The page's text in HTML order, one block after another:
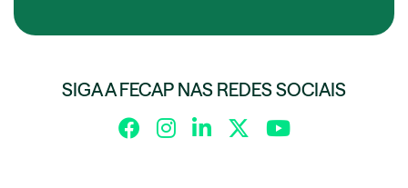
SIGA A FECAP NAS REDES SOCIAIS